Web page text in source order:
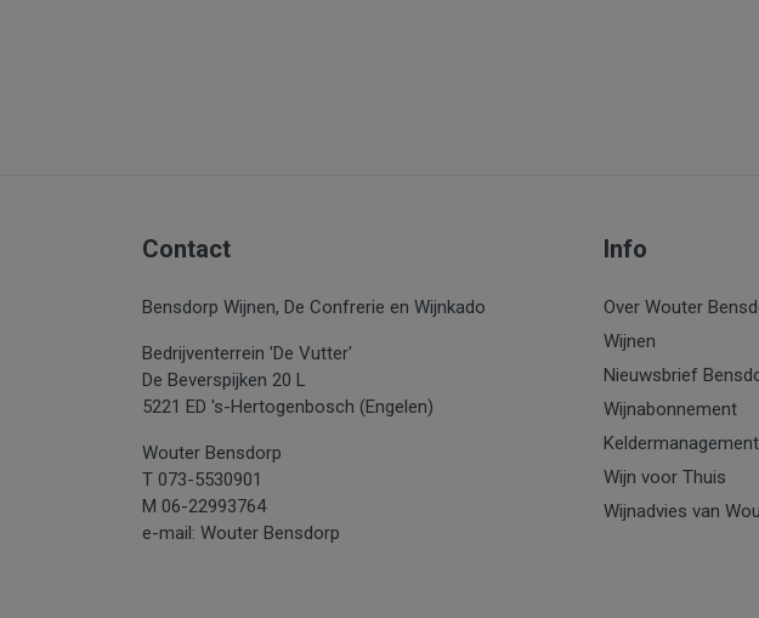
Contact
Bensdorp Wijnen, De Confrerie en Wijnkado
Bedrijventerrein 'De Vutter'
De Beverspijken 20 L
5221 ED 's-Hertogenbosch (Engelen)
Wouter Bensdorp
T 073-5530901
M 06-22993764
e-mail: Wouter Bensdorp
Info
Over Wouter
Wijnen
Nieuwsbrief
Wijnabonnement
Keldermanagement
Wijn voor Thuis
Wijnadvies van